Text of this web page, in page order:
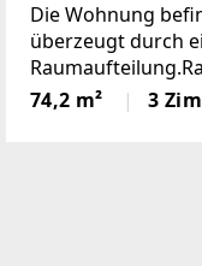
Die Wohnung
überzeugt durch
Eingangsbereich•
Loggia•
74,2 m² 3